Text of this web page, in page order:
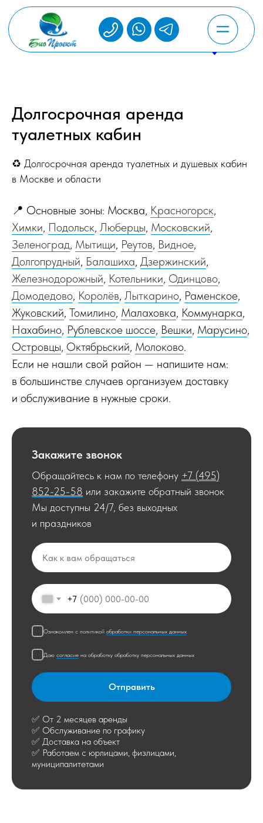
Долгосрочная аренда
туалетных кабин
♻️ Долгосрочная аренда туалетных и душевых кабин
в Москве и области
📍 Основные зоны: Москва, Красногорск,
Химки, Подольск, Люберцы, Московский,
Зеленоград, Мытищи, Реутов, Видное,
Долгопрудный, Балашиха, Дзержинский,
Железнодорожный, Котельники, Одинцово,
Домодедово, Королёв, Лыткарино, Раменское,
Жуковский, Томилино, Малаховка, Коммунарка,
Нахабино, Рублевское шоссе, Вешки, Марусино,
Островцы, Октябрьский, Молоково.
Если не нашли свой район — напишите нам:
в большинстве случаев организуем доставку
и обслуживание в нужные сроки.
Закажите звонок
Обращайтесь к нам по телефону +7 (495)
852-25-58 или закажите обратный звонок
Мы доступны 24/7, без выходных
и праздников
+7
Ознакомлен с политикой обработки персональных данных
Даю согласие на обработку обработку персональных данных
Отправить
✅ От 2 месяцев аренды
✅ Обслуживание по графику
✅ Доставка на объект
✅ Работаем с юрлицами, физлицами,
муниципалитетами